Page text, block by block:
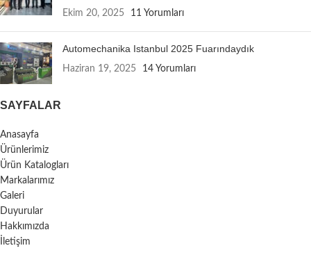
Ekim 20, 2025 11 Yorumları
Automechanika Istanbul 2025 Fuarındaydık
Haziran 19, 2025 14 Yorumları
SAYFALAR
Anasayfa
Ürünlerimiz
Ürün Katalogları
Markalarımız
Galeri
Duyurular
Hakkımızda
İletişim